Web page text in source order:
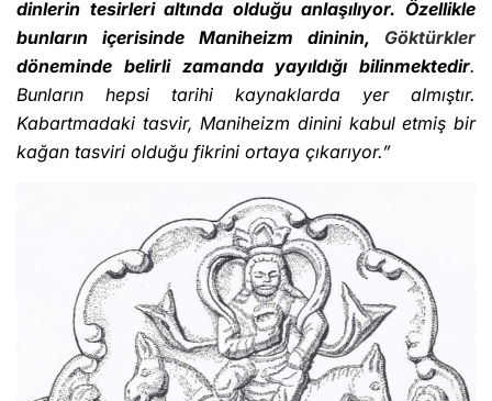
dinlerin tesirleri altında olduğu anlaşılıyor. Özellikle
bunların içerisinde Maniheizm dininin, Göktürkler
döneminde belirli zamanda yayıldığı bilinmektedir.
Bunların hepsi tarihi kaynaklarda yer almıştır.
Kabartmadaki tasvir, Maniheizm dinini kabul etmiş bir
kağan tasviri olduğu fikrini ortaya çıkarıyor.”